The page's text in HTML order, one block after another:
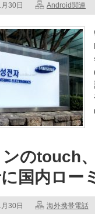
30日 Android関連
ンのtouch
国内ロー
30日 海外携帯電話